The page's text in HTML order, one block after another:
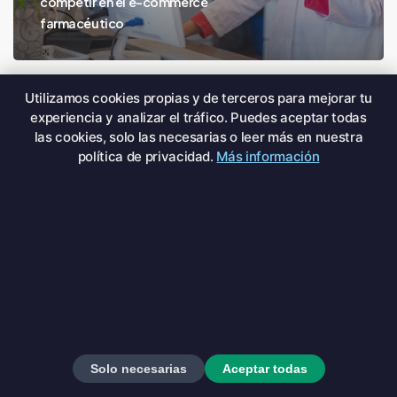
farmacéutico
Utilizamos cookies propias y de terceros para mejorar tu
experiencia y analizar el tráfico. Puedes aceptar todas
las cookies, solo las necesarias o leer más en nuestra
política de privacidad. Más información
Solo necesarias Aceptar todas